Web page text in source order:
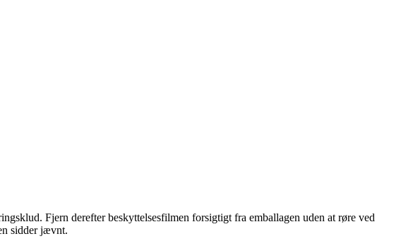
Fjern derefter beskyttelsesfilmen forsigtigt fra emballagen uden at røre ved
sidder jævnt.